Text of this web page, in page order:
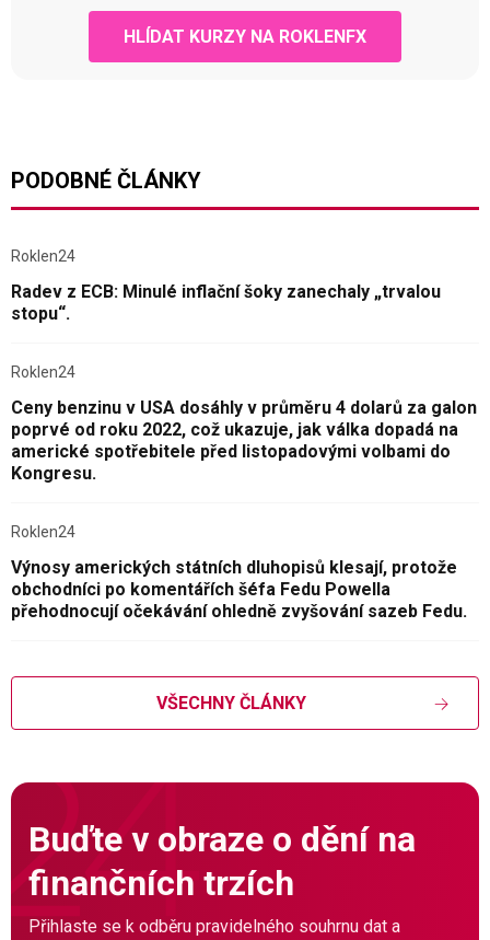
HLÍDAT KURZY NA ROKLENFX
PODOBNÉ ČLÁNKY
Roklen24
Radev z ECB: Minulé inflační šoky zanechaly „trvalou
stopu“.
Roklen24
Ceny benzinu v USA dosáhly v průměru 4 dolarů za galon
poprvé od roku 2022, což ukazuje, jak válka dopadá na
americké spotřebitele před listopadovými volbami do
Kongresu.
Roklen24
Výnosy amerických státních dluhopisů klesají, protože
obchodníci po komentářích šéfa Fedu Powella
přehodnocují očekávání ohledně zvyšování sazeb Fedu.
VŠECHNY ČLÁNKY
Buďte v obraze o dění na
finančních trzích
Přihlaste se k odběru pravidelného souhrnu dat a